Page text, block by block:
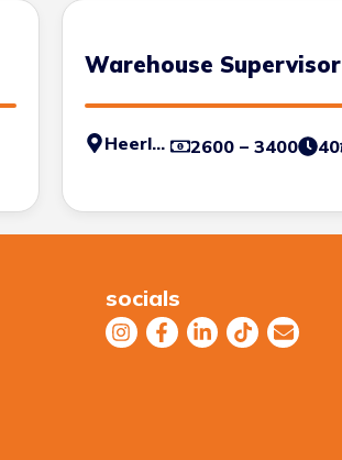
Warehouse Supervisor
Heerlen 2600 – 3400 40
socials